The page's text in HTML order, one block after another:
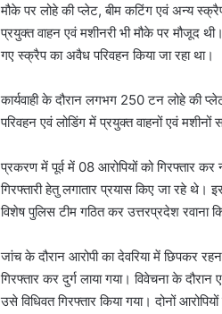
मौके पर लोहे की प्लेट, बीम कटिंग एवं अन्य
प्रयुक्त वाहन एवं मशीनरी भी मौके पर मौजूद
गए स्क्रैप का अवैध परिवहन किया जा रहा था।
कार्यवाही के दौरान लगभग 250 टन लोहे की
परिवहन एवं लोडिंग में प्रयुक्त वाहनों एवं
प्रकरण में पूर्व में 08 आरोपियों को गिरफ्तार
गिरफ्तारी हेतु लगातार प्रयास किए जा रहे थे।
विशेष पुलिस टीम गठित कर उत्तरप्रदेश रवाना
जांच के दौरान आरोपी का देवरिया में छिपकर
गिरफ्तार कर दुर्ग लाया गया। विवेचना के
उसे विधिवत गिरफ्तार किया गया। दोनों